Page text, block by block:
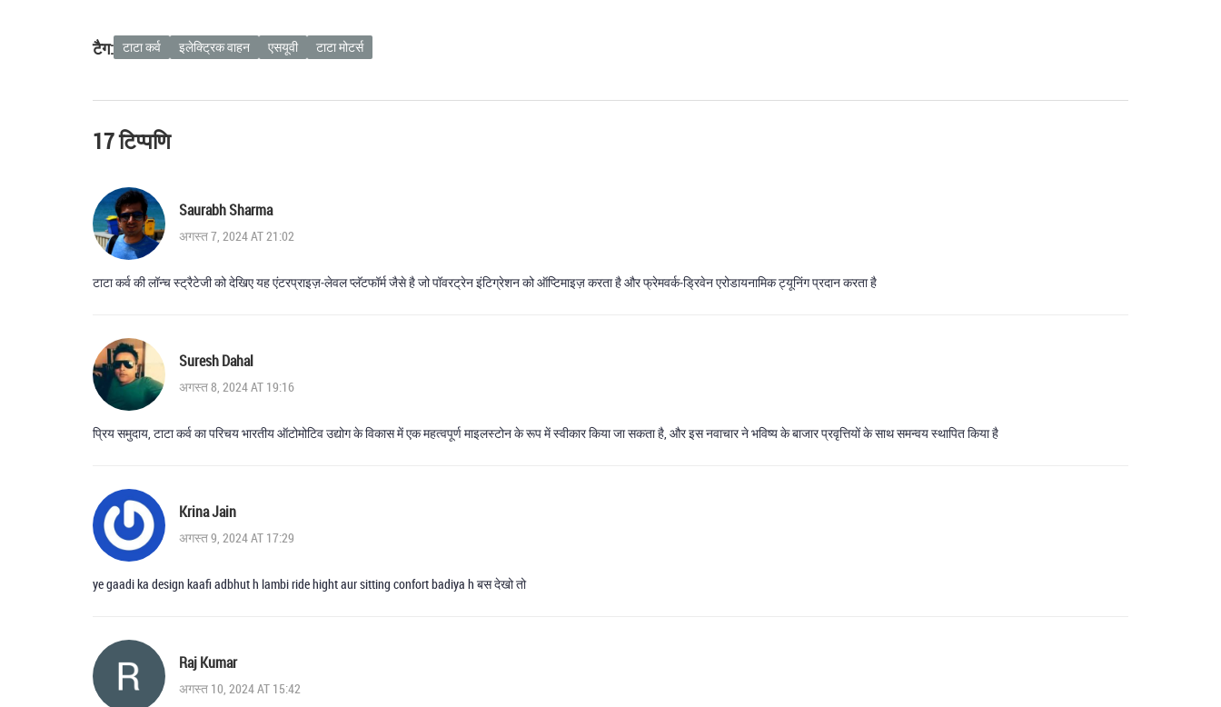
टैग: टाटा कर्व इलेक्ट्रिक वाहन एसयूवी टाटा मोटर्स
17 टिप्पणि
Saurabh Sharma
अगस्त 7, 2024 AT 21:02
टाटा कर्व की लॉन्च स्ट्रैटेजी को देखिए यह एंटरप्राइज़‑लेवल प्लॅटफॉर्म जैसे है जो पॉवरट्रेन इंटिग्रेशन को ऑप्टिमाइज़ करता है और फ्रेमवर्क‑ड्रिवेन एरोडायनामिक ट्यूनिंग प्रदान करता है
Suresh Dahal
अगस्त 8, 2024 AT 19:16
प्रिय समुदाय, टाटा कर्व का परिचय भारतीय ऑटोमोटिव उद्योग के विकास में एक महत्वपूर्ण माइलस्टोन के रूप में स्वीकार किया जा सकता है, और इस नवाचार ने भविष्य के बाजार प्रवृत्तियों के साथ समन्वय स्थापित किया है
Krina Jain
अगस्त 9, 2024 AT 17:29
ye gaadi ka design kaafi adbhut h lambi ride hight aur sitting confort badiya h बस देखो तो
Raj Kumar
अगस्त 10, 2024 AT 15:42